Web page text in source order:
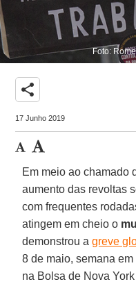
Foto:
share
17 Junho 2019
Em meio ao chamado
aumento das revoltas
com frequentes
atingem em cheio o
demonstrou agreve
8 de maio, semana
na Bolsa de Nova